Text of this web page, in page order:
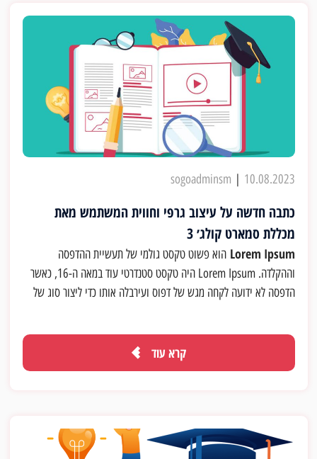
10.08.2023
|
sogoadminsm
כתבה חדשה על עיצוב גרפי וחווית המשתמש מאת
מכללת סמארט קולג׳ 3
Lorem Ipsum הוא פשוט טקסט גולמי של תעשיית ההדפסה
וההקלדה. Lorem Ipsum היה טקסט סטנדרטי עוד במאה ה-16, כאשר
הדפסה לא ידועה לקחה מגש של דפוס ועירבלה אותו כדי ליצור סוג של
לתוך ההדפסה האלקטרונית, ונותר כמו שהוא ביסודו. ספר זה הפך
פופולרי יותר בשנות ה-60 עם ההוצאה לאור של גליון פונטי המכיל
פסקאות של Lorem Ipsum. ועוד יותר לאחרונה עם פרסום תוכנות
קרא עוד